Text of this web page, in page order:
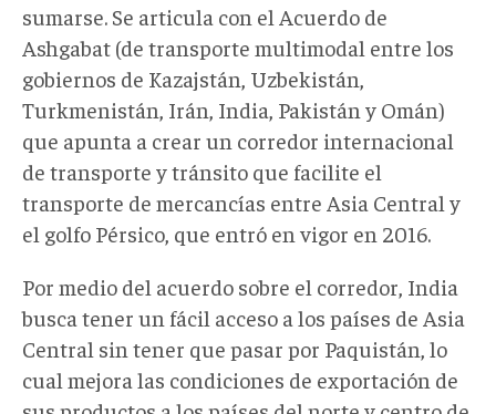
sumarse. Se articula con el Acuerdo de
Ashgabat (de transporte multimodal entre los
gobiernos de Kazajstán, Uzbekistán,
Turkmenistán, Irán, India, Pakistán y Omán)
que apunta a crear un corredor internacional
de transporte y tránsito que facilite el
transporte de mercancías entre Asia Central y
el golfo Pérsico, que entró en vigor en 2016.
Por medio del acuerdo sobre el corredor, India
busca tener un fácil acceso a los países de Asia
Central sin tener que pasar por Paquistán, lo
cual mejora las condiciones de exportación de